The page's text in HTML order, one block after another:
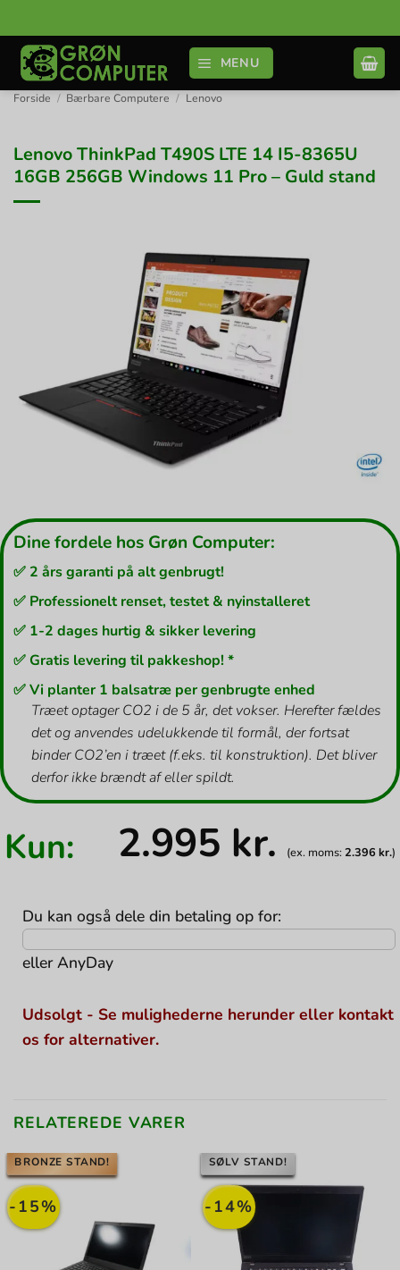
til
indhold
MENU
Forside / Bærbare Computere / Lenovo
Lenovo ThinkPad T490S LTE 14 I5-8365U
16GB 256GB Windows 11 Pro – Guld stand
Dine fordele hos Grøn Computer:
✅ 2 års garanti på alt genbrugt!
✅ Professionelt renset, testet & nyinstalleret
✅ 1-2 dages hurtig & sikker levering
✅ Gratis levering til pakkeshop! *
✅ Vi planter 1 balsatræ per genbrugte enhed
Træet optager CO2 i de 5 år, det vokser. Herefter fældes
det og anvendes udelukkende til formål, der fortsat
binder CO2’en i træet (f.eks. til konstruktion). Det bliver
derfor ikke brændt af eller spildt.
Kun: 2.995 kr. (ex. moms:2.396 kr.)
Du kan også dele din betaling op for:
ellerAnyDay
Udsolgt - Se mulighederne herunder eller kontakt
os for alternativer.
RELATEREDE VARER
-15%
BRONZE STAND!
-14%
SØLV STAND!